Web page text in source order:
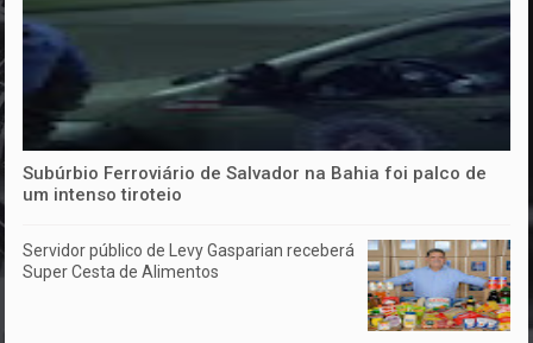
Subúrbio Ferroviário de Salvador na Bahia foi palco de
um intenso tiroteio
Servidor público de Levy Gasparian receberá
Super Cesta de Alimentos